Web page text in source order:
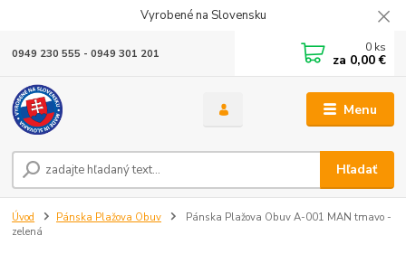
Vyrobené na Slovensku
Menu
Hľadať
0949 230 555 - 0949 301 201 0 ks
za 0,00 €
Úvod Pánska Plažova Obuv
Pánska Plažova Obuv A-001 MAN tmavo -
zelená